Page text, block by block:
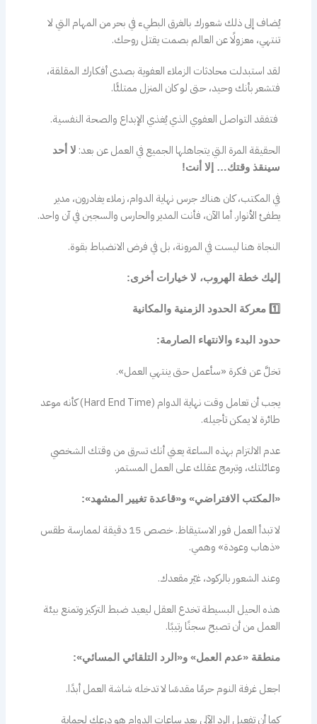
يُضاف إلى ذلك شعورك بالغرق البطيء في بحر من المهام التي لا
تنتهي، معزولًا عن العالم بصمت يقتل روحك.
لقد استبدلت محادثات الزملاء العفوية بصدى أفكارك المقلقة،
فتشعر بأنك وحيد، حتى لو كان المنزل ممتلئًا.
فتفقد التواصل العفوي الذي يُغذي الإبداع والصحة النفسية.
الحقيقة المرة التي يتجاهلها الجميع في العمل عن بعد: لا أحد
سينقذ وقتك… إلا أنت!
في المكتب، كان هناك جرس نهاية الدوام، زملاء يغادرون، مدير
يطفئ الأنوار. أما الآن، فأنت المدير والحارس والسجين في آن واحد.
النجاة هنا ليست في المرونة، بل في فرض الانضباط بقوة.
إليك خطة الهروب، لا خيارات أخرى:
1️⃣ معركة الحدود الزمنية والمكانية
حدود البدء والانتهاء الصارمة:
تخلَّ عن فكرة «سأعمل حتى ينتهي العمل».
يجب أن تعامل وقت نهاية الدوام (Hard End Time) كأنه موعد
طائرة لا يمكن تأجيله.
عدم الالتزام بهذه الساعة يعني أنك تسرق من وقتك الشخصي
وعائلتك، وتبرمج عقلك على العمل المستمر.
«المكتب الافتراضي» و«قاعدة تغيير المشهد»:
لا تبدأ العمل فور الاستيقاظ. خصص 15 دقيقة لممارسة طقس
«ذهاب وعودة» وهمي.
وعند الشعور بالركود، غيّر مقعدك.
هذه الحيل البسيطة تخدع العقل ليعيد ضبط التركيز وتمنع بيئة
العمل من أن تصبح سجنًا رتيبًا.
منطقة «عدم العمل» و«الرد التلقائي المسائي»:
اجعل غرفة النوم حرمًا مقدسًا لا تدخله شاشة العمل أبدًا.
كما أن تفعيل الرد الآلي بعد ساعات الدوام هو درعك لحماية